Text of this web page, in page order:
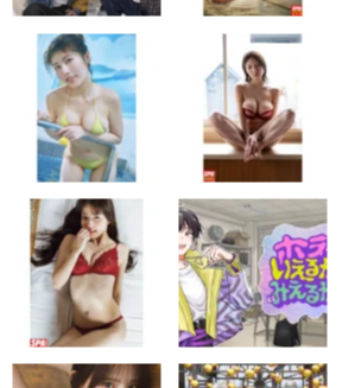
にハマってしまった時の解消法は？
く、そこまで落ち込むことがないので
ことは忘れられるタイプです。何か思
をどう打開していこうか、という好奇
うのもあるかもしれません。あとは…